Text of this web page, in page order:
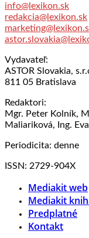
info@lexikon.sk
redakcia@lexikon.sk
Vydavateľ:
ASTOR Slovakia,
811 05 Bratislava
Redaktori:
Mgr. Peter Kolník,
Maliariková, Ing.
Periodicita: denne
ISSN: 2729-904X
Mediakit web
Mediakit
Predplatné
Kontakt